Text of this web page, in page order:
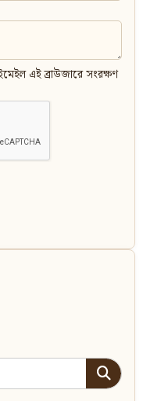
এই ব্রাউজারে সংরক্ষণ